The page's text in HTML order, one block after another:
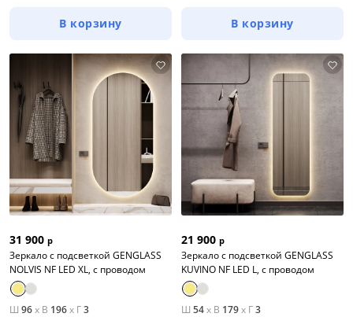
В корзину В корзину
31 900 р
Зеркало с подсветкой GENGLASS
NOLVIS NF LED XL, с проводом
Ш 96x В 196x Г3
21 900 р
Зеркало с подсветкой GENGLASS
KUVINO NF LED L, с проводом
Ш 54x В 179x Г3